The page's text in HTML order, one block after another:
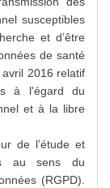
susceptibles
et d’être
de santé
2016 relatif
à l'égard du
et à la libre
de l’étude et
au sens du
(RGPD).